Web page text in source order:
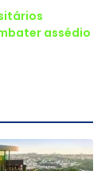
assédio